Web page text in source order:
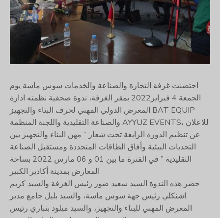
احتضنت غرفة التجارة والصناعة والخدمات سوس ماسة يوم
الجمعة 4 فبراير2022 بمقر الغرفة، ندوة صحفية نظمته ادارة
المعرض الدولي المهني لحرف البناء والتجهيز BAT EQUIP
والصناعة التقليدية واللجنة المنظمة AYYUZ EVENTS، للاعلان
عن تنظيم الدورة الرابعة تحت شعار ” مهن البناء والتجهيز بين
التحديات البيئية وأفاق الطاقات المتجددة ومستقبل الصناعة
التقليدية ” في الفترة ما بين 01 و 06 مارس 2022 بساحة
المعارض بمدينة أكادير الكبير
حضر هذه الندوة السيد سعيد ضور رئيس الغرفة والسيد كريم
اشنكلي رئيس جهة سوس ماسة، والسيد بليل جامع مدير
المعرض المهني للبناء والتجهيز، والسيد ميلود بنباري رئيس